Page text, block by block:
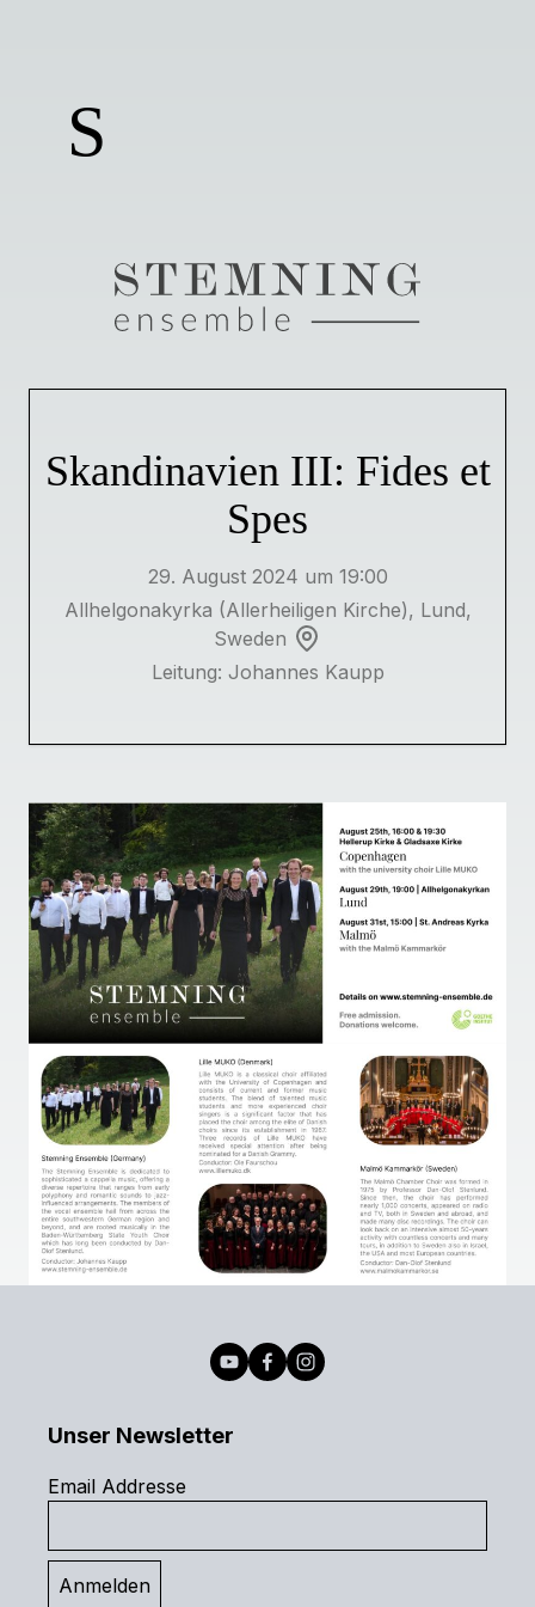
S
Skandinavien III: Fides et
Spes
29. August 2024 um 19:00
Allhelgonakyrka (Allerheiligen Kirche), Lund,
Sweden
Leitung: Johannes Kaupp
Unser Newsletter
Email Addresse